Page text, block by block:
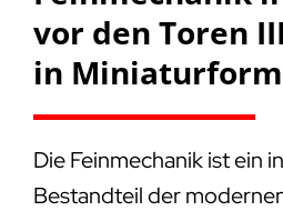
vor den Toren
in
Die Feinmechanik ist ein
Bestandteil der